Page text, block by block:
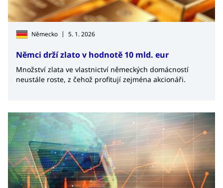
Německo | 5. 1. 2026
Němci drží zlato v hodnotě 10 mld. eur
Množství zlata ve vlastnictví německých domácností
neustále roste, z čehož profitují zejména akcionáři.